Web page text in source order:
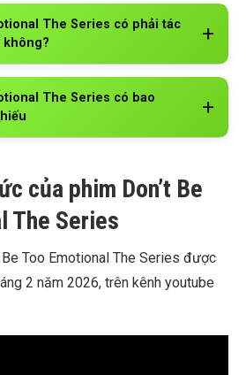
The Series có phải tác
không?
The Series có bao
của phim Don’t Be
The Series
Be Too Emotional The Series được
2 năm 2026, trên kênh youtube